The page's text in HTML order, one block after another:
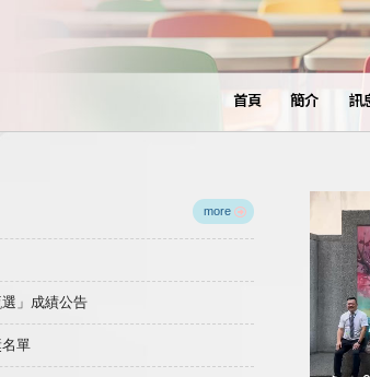
首頁 簡介 訊
more
」成績公告
單